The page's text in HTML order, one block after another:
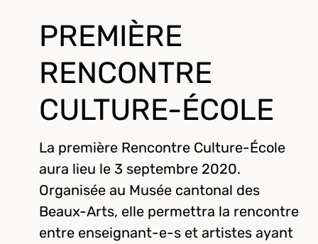
PREMIÈRE
RENCONTRE
CULTURE-ÉCOLE
La première Rencontre Culture-École
aura lieu le 3 septembre 2020.
Organisée au Musée cantonal des
Beaux-Arts, elle permettra la rencontre
entre enseignant-e-s et artistes ayant